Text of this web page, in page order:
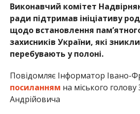
Виконавчий комітет
ради підтримав ініціативу
щодо встановлення
захисників України, які
перебувають у полоні.
Повідомляє Інформатор Івано-
посиланням на міського голову
Андрійовича